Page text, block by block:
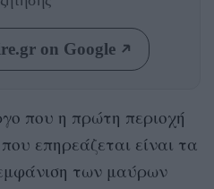
on Google
που η πρώτη περιοχή
επηρεάζεται είναι τα
των μαύρων